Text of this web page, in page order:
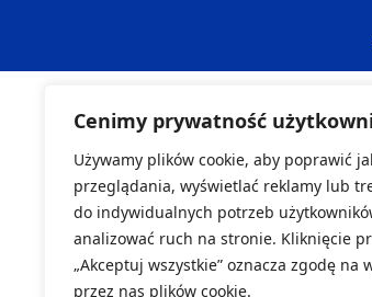
Cenimy prywatność
Używamy plików cookie, aby poprawić
przeglądania, wyświetlać reklamy lub
do indywidualnych potrzeb
analizować ruch na stronie. Kliknięcie
„Akceptuj wszystkie” oznacza zgodę na
przez nas plików cookie.